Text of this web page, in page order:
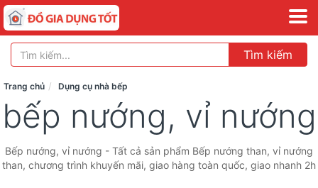
Tìm kiếm
Trang chủ Dụng cụ nhà bếp
bếp nướng, vỉ nướng
Bếp nướng, vỉ nướng - Tất cả sản phẩm Bếp nướng than, vỉ nướng
than, chương trình khuyến mãi, giao hàng toàn quốc, giao nhanh 2h